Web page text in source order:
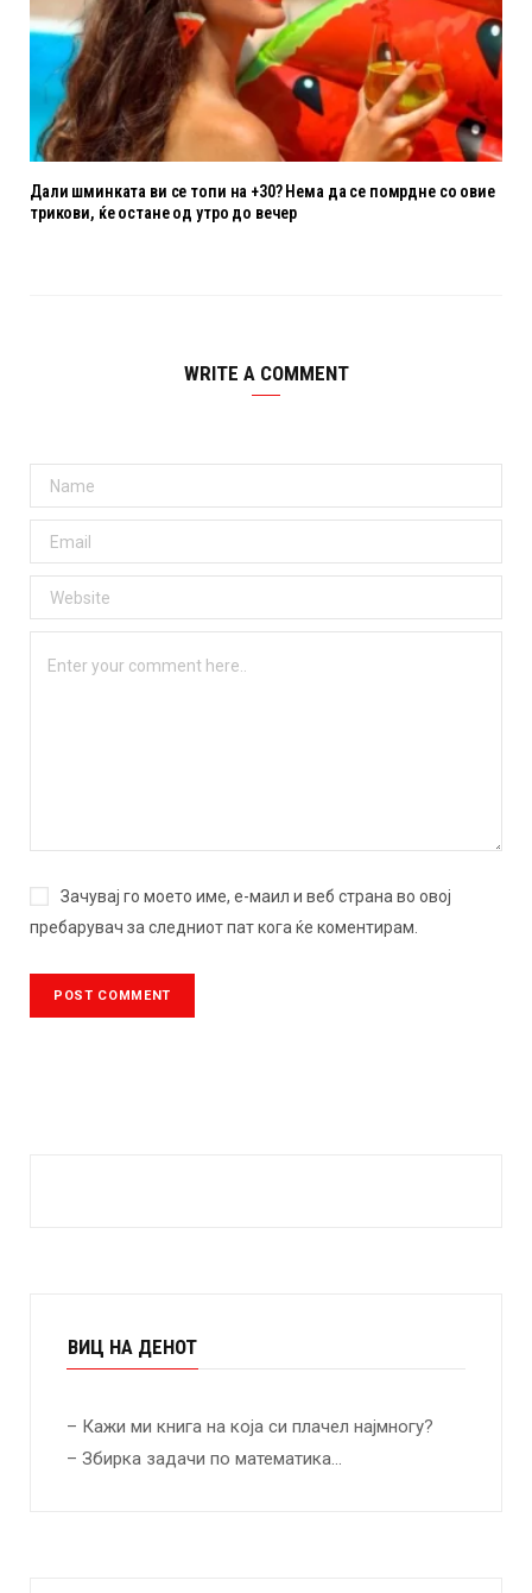
Дали шминката ви се топи на +30? Нема да се помрдне со овие
трикови, ќе остане од утро до вечер
WRITE A COMMENT
Зачувај го моето име, е-маил и веб страна во овој
пребарувач за следниот пат кога ќе коментирам.
ВИЦ НА ДЕНОТ
– Кажи ми книга на која си плачел најмногу?
– Збирка задачи по математика…